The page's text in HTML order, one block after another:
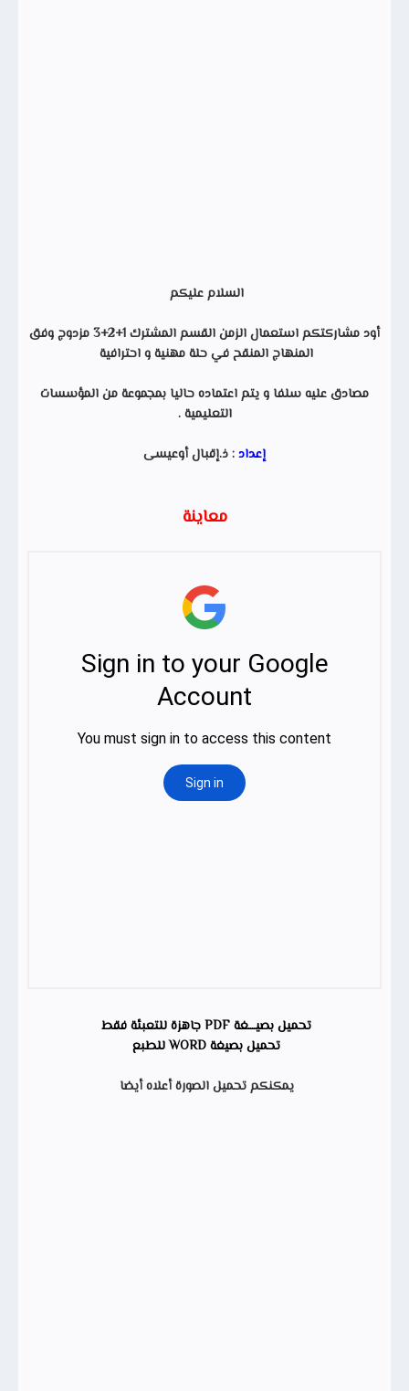
السلام عليكم
أود مشاركتكم استعمال الزمن القسم المشترك 1+2+3 مزدوج وفق
المنهاج المنقح في حلة مهنية و احترافية
مصادق عليه سلفا و يتم اعتماده حاليا بمجموعة من المؤسسات
التعليمية .
إعداد: ذ.إقبال أوعيسى
معاينة
تحميل بصيــــغة PDF جاهزة للتعبئة فقط
تحميل بصيغة WORD للطبع
يمكنكم تحميل الصورة أعلاه أيضا